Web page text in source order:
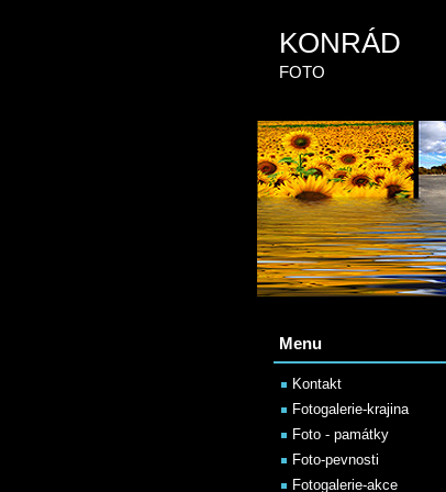
KONRÁD
FOTO
Menu
Kontakt
Fotogalerie-krajina
Foto - památky
Foto-pevnosti
Fotogalerie-akce